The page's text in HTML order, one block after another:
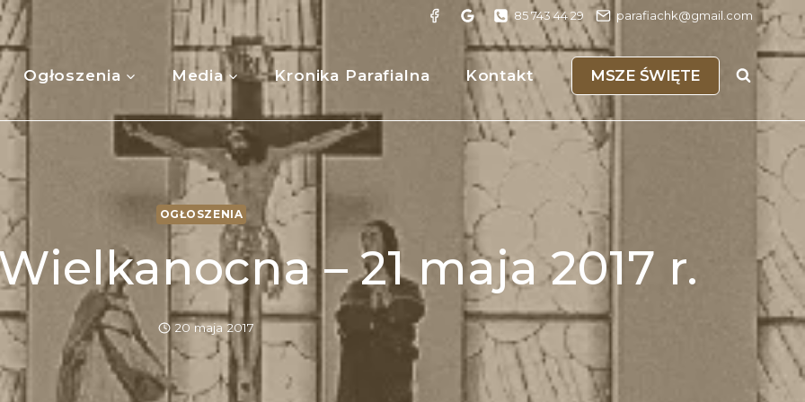
85 743 44 29 parafiachk@gmail.com
Ogłoszenia Media Kronika Parafialna Kontakt MSZE ŚWIĘTE
OGŁOSZENIA
– 21 maja 2017 r.
20 maja 2017